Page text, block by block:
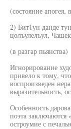
(состояние апогея,
2) Бит1ун данде
цолъулелъул,
(в разгар пьянства)
Игнорирование
привело к тому,
воспроизведен
выразительность,
Особенность
поэта заключаются
остроумие с